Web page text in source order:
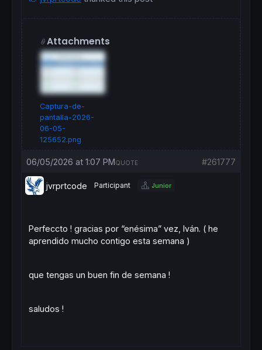
Attachments
Captura-de-
pantalla-2026-
06-05-
125652.png
06/05/2026 at 1:07 PM #261777
QUOTE
jvrprtcode Participant Junior
Perfeccto ! gracias por “enésima” vez, Iván. ( he
aprendido mucho contigo esta semana )
que tengas un buen fin de semana !
saludos !